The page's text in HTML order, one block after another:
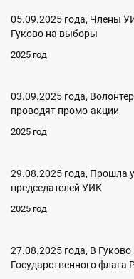
05.09.2025 года, Члены
Гуково на выборы
2025 год
03.09.2025 года,
проводят промо-акции
2025 год
29.08.2025 года, Прошла
председателей УИК
2025 год
27.08.2025 года, В
Государственного флага